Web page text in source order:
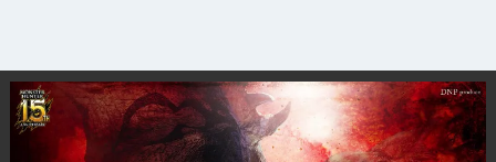
観光ガイド
ランキング